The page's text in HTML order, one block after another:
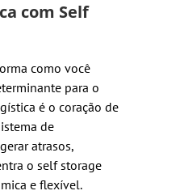
com Self
como você
para o
é o coração de
de
atrasos,
o self storage
e flexível.